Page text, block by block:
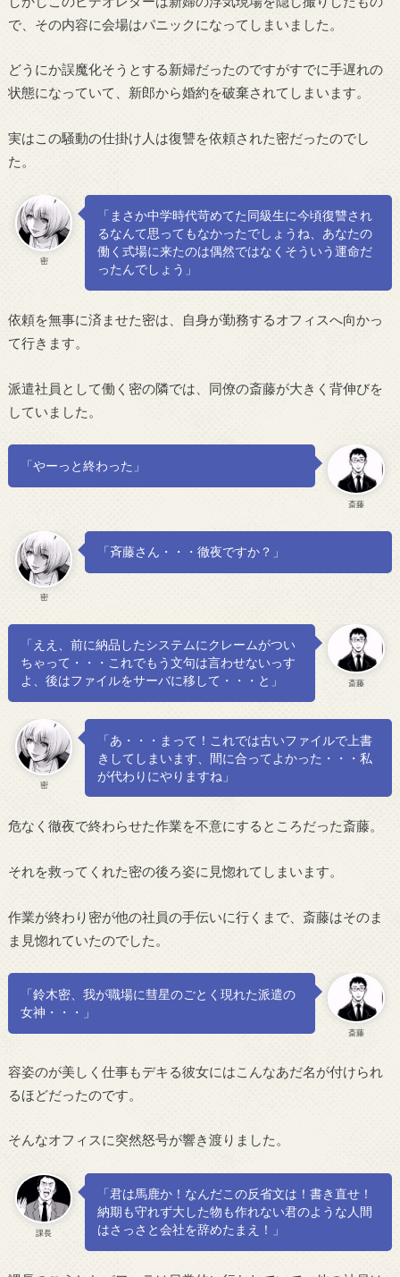
で、その内容に会場はパニックになってしまいました。
どうにか誤魔化そうとする新婦だったのですがすでに手遅れの
状態になっていて、新郎から婚約を破棄されてしまいます。
実はこの騒動の仕掛け人は復讐を依頼された密だったのでし
た。
密
「まさか中学時代苛めてた同級生に今頃復讐され
るなんて思ってもなかったでしょうね、あなたの
働く式場に来たのは偶然ではなくそういう運命だ
ったんでしょう」
依頼を無事に済ませた密は、自身が勤務するオフィスへ向かっ
て行きます。
派遣社員として働く密の隣では、同僚の斎藤が大きく背伸びを
していました。
斎藤
「やーっと終わった」
密
「斉藤さん・・・徹夜ですか？」
斎藤
「ええ、前に納品したシステムにクレームがつい
ちゃって・・・これでもう文句は言わせないっす
よ、後はファイルをサーバに移して・・・と」
密
「あ・・・まって！これでは古いファイルで上書
きしてしまいます、間に合ってよかった・・・私
が代わりにやりますね」
危なく徹夜で終わらせた作業を不意にするところだった斎藤。
それを救ってくれた密の後ろ姿に見惚れてしまいます。
作業が終わり密が他の社員の手伝いに行くまで、斎藤はそのま
ま見惚れていたのでした。
斎藤
「鈴木密、我が職場に彗星のごとく現れた派遣の
女神・・・」
容姿のが美しく仕事もデキる彼女にはこんなあだ名が付けられ
るほどだったのです。
そんなオフィスに突然怒号が響き渡りました。
課長
「君は馬鹿か！なんだこの反省文は！書き直せ！
納期も守れず大した物も作れない君のような人間
はさっさと会社を辞めたまえ！」